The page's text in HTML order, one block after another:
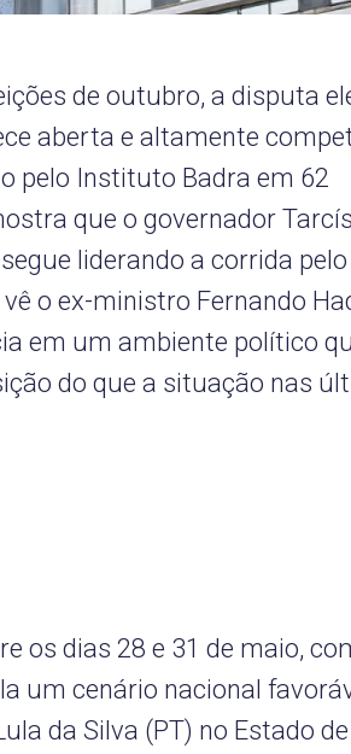
de outubro, a disputa
aberta e altamente
pelo Instituto Badra em 62
que o governador
liderando a corrida
o ex-ministro Fernando
em um ambiente político
do que a situação nas
os dias 28 e 31 de maio,
um cenário nacional
da Silva (PT) no Estado